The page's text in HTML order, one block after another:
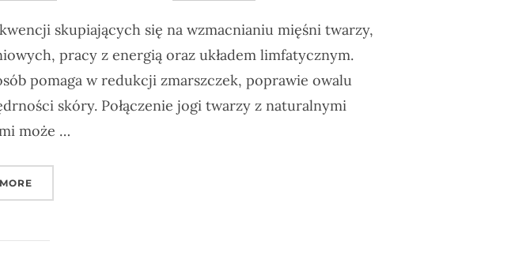
skupiających się na wzmacnianiu mięśni twarzy,
pracy z energią oraz układem limfatycznym.
pomaga w redukcji zmarszczek, poprawie owalu
skóry. Połączenie jogi twarzy z naturalnymi
może …